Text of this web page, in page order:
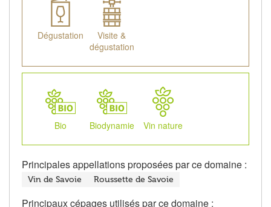
Dégustation
Visite &
dégustation
Bio Biodynamie Vin nature
Principales appellations proposées par ce domaine :
Vin de Savoie Roussette de Savoie
Principaux cépages utilisés par ce domaine :